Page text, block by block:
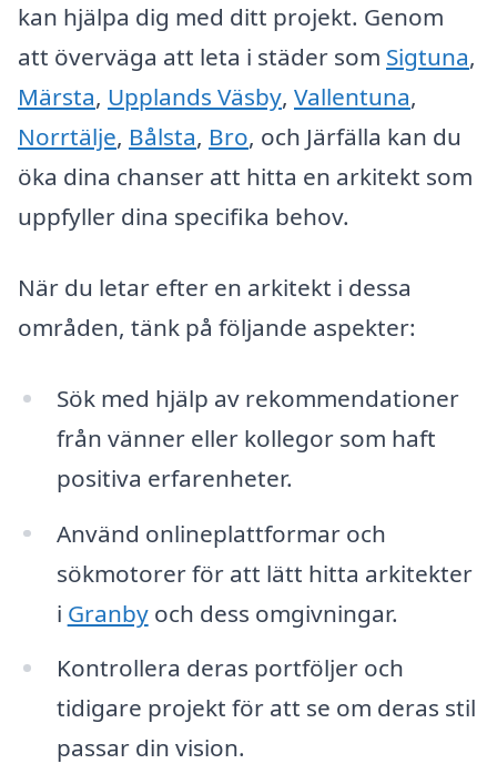
kan hjälpa dig med ditt projekt. Genom
att överväga att leta i städer som Sigtuna,
Märsta, Upplands Väsby, Vallentuna,
Norrtälje, Bålsta, Bro, och Järfälla kan du
öka dina chanser att hitta en arkitekt som
uppfyller dina specifika behov.
När du letar efter en arkitekt i dessa
områden, tänk på följande aspekter:
Sök med hjälp av rekommendationer
från vänner eller kollegor som haft
positiva erfarenheter.
Använd onlineplattformar och
sökmotorer för att lätt hitta arkitekter
i Granbyoch dess omgivningar.
Kontrollera deras portföljer och
tidigare projekt för att se om deras stil
passar din vision.